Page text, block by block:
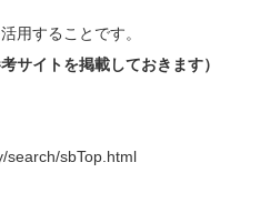
用することです。
サイトを掲載しておきます）
sbTop.html